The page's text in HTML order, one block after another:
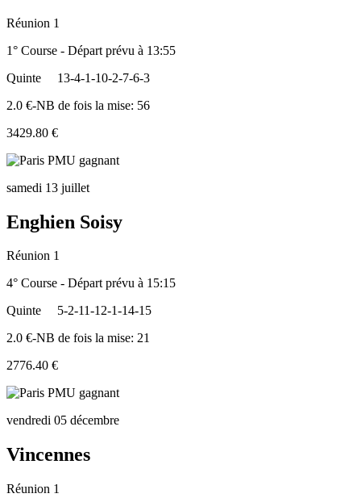
Réunion 1
1° Course - Départ prévu à 13:55
Quinte
13-4-1-10-2-7-6-3
2.0 €-NB de fois la mise: 56
3429.80 €
samedi 13 juillet
Enghien Soisy
Réunion 1
4° Course - Départ prévu à 15:15
Quinte
5-2-11-12-1-14-15
2.0 €-NB de fois la mise: 21
2776.40 €
vendredi 05 décembre
Vincennes
Réunion 1